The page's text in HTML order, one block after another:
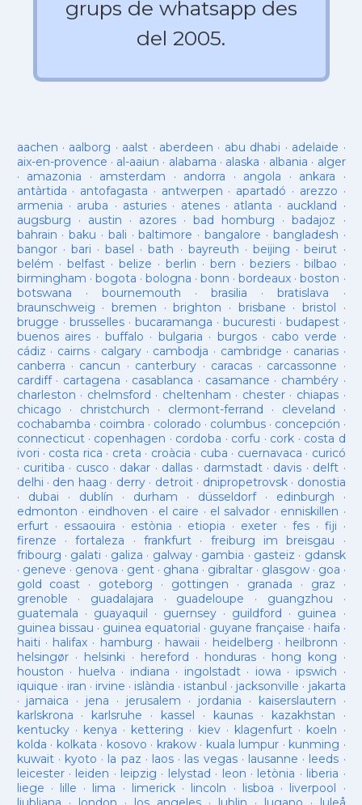
grups de whatsapp des
del 2005.
aachen · aalborg · aalst · aberdeen · abu dhabi · adelaide ·
aix-en-provence · al-aaiun · alabama · alaska · albania · alger
· amazonia · amsterdam · andorra · angola · ankara ·
antàrtida · antofagasta · antwerpen · apartadó · arezzo ·
armenia · aruba · asturies· atenes· atlanta · auckland ·
augsburg · austin · azores·bad homburg ·badajoz ·
bahrain ·baku · bali ·baltimore ·bangalore · bangladesh ·
bangor· bari ·basel ·bath · bayreuth ·beijing ·beirut ·
belém · belfast· belize · berlin ·bern ·beziers ·bilbao ·
birmingham · bogota · bologna ·bonn ·bordeaux ·boston ·
botswana · bournemouth ·brasilia ·bratislava ·
braunschweig · bremen ·brighton · brisbane · bristol ·
brugge · brusselles· bucaramanga · bucuresti · budapest·
buenos aires· buffalo · bulgaria · burgos· cabo verde ·
cádiz · cairns· calgary · cambodja · cambridge · canarias·
canberra · cancun · canterbury · caracas · carcassonne ·
cardiff· cartagena · casablanca · casamance · chambéry·
charleston · chelmsford · cheltenham · chester· chiapas ·
chicago · christchurch · clermont-ferrand · cleveland ·
cochabamba · coimbra · colorado · columbus· concepción ·
connecticut· copenhagen · cordoba · corfu · cork · costa d
ivori · costa rica · creta · croàcia · cuba · cuernavaca · curicó
· curitiba · cusco · dakar · dallas · darmstadt· davis · delft ·
delhi · den haag · derry· detroit· dnipropetrovsk· donostia
· dubai · dublín · durham · düsseldorf· edinburgh ·
edmonton · eindhoven · el caire · el salvador · enniskillen ·
erfurt· essaouira · estònia · etiopia · exeter· fes· fiji ·
firenze ·fortaleza · frankfurt· freiburg im breisgau ·
fribourg · galati · galiza · galway· gambia · gasteiz · gdansk
· geneve · genova · gent· ghana · gibraltar· glasgow· goa ·
gold coast · goteborg · gottingen · granada · graz ·
grenoble · guadalajara · guadeloupe · guangzhou ·
guatemala · guayaquil · guernsey· guildford · guinea ·
guinea bissau · guinea equatorial · guyane française · haifa ·
haiti · halifax · hamburg · hawaii · heidelberg · heilbronn ·
helsingør· helsinki · hereford · honduras· hong kong ·
houston · huelva · indiana · ingolstadt· iowa · ipswich ·
iquique · iran · irvine · islàndia · istanbul · jacksonville · jakarta
· jamaica · jena · jerusalem · jordania · kaiserslautern ·
karlskrona · karlsruhe · kassel · kaunas· kazakhstan ·
kentucky· kenya · kettering · kiev· klagenfurt · koeln ·
kolda · kolkata · kosovo · krakow· kuala lumpur · kunming ·
kuwait· kyoto · la paz · laos· las vegas· lausanne · leeds ·
leicester· leiden · leipzig · lelystad · leon · letònia · liberia ·
liege · lille · lima · limerick· lincoln · lisboa · liverpool ·